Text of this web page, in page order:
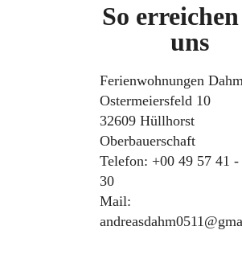
So
uns
Ferienwohnungen Dahm
Ostermeiersfeld 10
32609 Hüllhorst
Oberbauerschaft
Telefon: +00 49 57 41 -
30
Mail: